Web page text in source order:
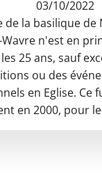
03/10/2022
de la basilique
Wavre n'est en
25 ans, sauf
ou des
en Eglise. Ce
en 2000, pour